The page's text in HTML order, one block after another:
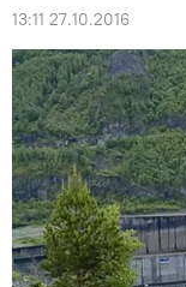
13:11 27.10.2016